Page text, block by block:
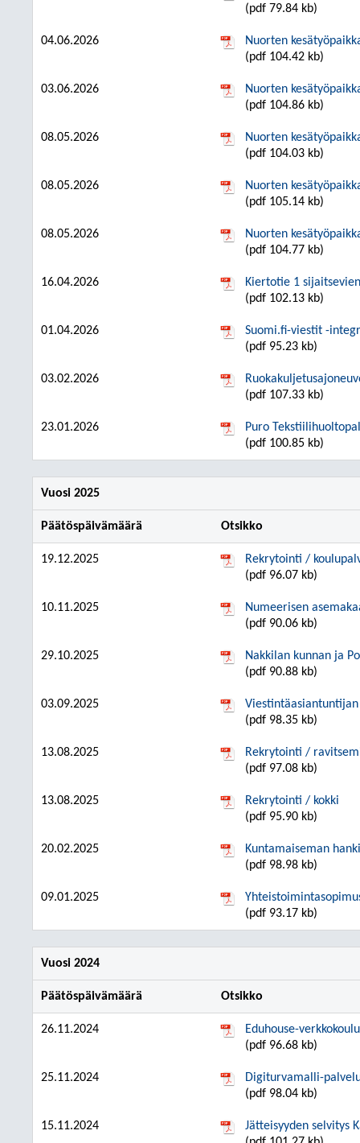
(pdf 79.84 kb)
04.06.2026
Nuorten
(pdf 104.42 kb)
03.06.2026
Nuorten
(pdf 104.86 kb)
08.05.2026
Nuorten
(pdf 104.03 kb)
08.05.2026
Nuorten
(pdf 105.14 kb)
08.05.2026
Nuorten
(pdf 104.77 kb)
16.04.2026
Kiertotie 1
(pdf 102.13 kb)
01.04.2026
Suomi.fi-viestit -
(pdf 95.23 kb)
03.02.2026
(pdf 107.33 kb)
23.01.2026
Puro
(pdf 100.85 kb)
Vuosi 2025
Päätöspäivämäärä Otsikko
19.12.2025
Rekrytointi /
(pdf 96.07 kb)
10.11.2025
Numeerisen
(pdf 90.06 kb)
29.10.2025
Nakkilan kunnan ja
(pdf 90.88 kb)
03.09.2025
(pdf 98.35 kb)
13.08.2025
Rekrytointi /
(pdf 97.08 kb)
13.08.2025
Rekrytointi / kokki
(pdf 95.90 kb)
20.02.2025
Kuntamaiseman
(pdf 98.98 kb)
09.01.2025
(pdf 93.17 kb)
Vuosi 2024
Päätöspäivämäärä Otsikko
26.11.2024
Eduhouse-
(pdf 96.68 kb)
25.11.2024
Digiturvamalli-
(pdf 98.04 kb)
15.11.2024
Jätteisyyden selvitys